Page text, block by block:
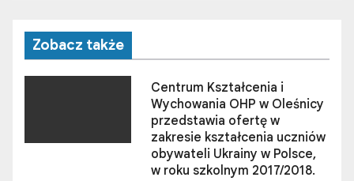
Zobacz także
Centrum Kształcenia i
Wychowania OHP w Oleśnicy
przedstawia ofertę w
zakresie kształcenia uczniów
obywateli Ukrainy w Polsce,
w roku szkolnym 2017/2018.